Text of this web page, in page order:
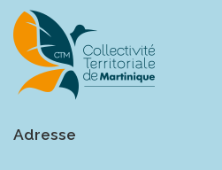
Adresse